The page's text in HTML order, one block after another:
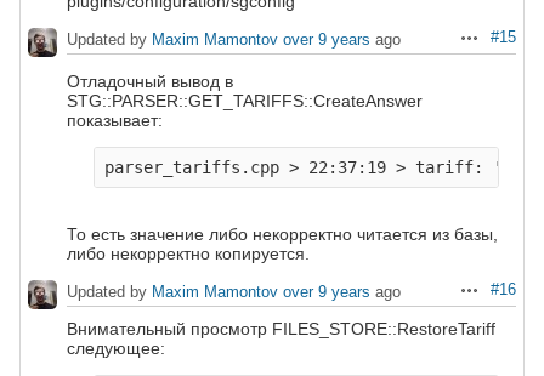
Actions
#15
Updated by Maxim Mamontov over 9 years ago
Отладочный вывод в
STG::PARSER::GET_TARIFFS::CreateAnswer
показывает:
То есть значение либо некорректно читается из базы,
либо некорректно копируется.
Actions
#16
Updated by Maxim Mamontov over 9 years ago
Внимательный просмотр FILES_STORE::RestoreTariff
следующее: